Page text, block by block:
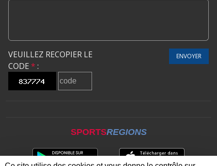
VEUILLEZ RECOPIER LE
CODE * :
ENVOYER
SPORTSREGIONS